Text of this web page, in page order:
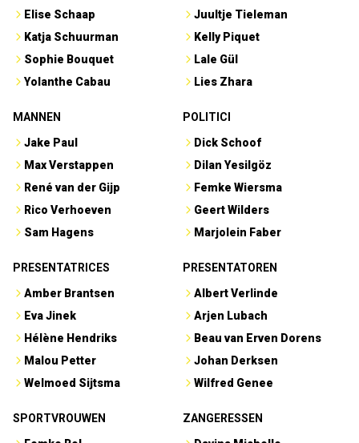
Elise Schaap
Katja Schuurman
Sophie Bouquet
Yolanthe Cabau
Juultje Tieleman
Kelly Piquet
Lale Gül
Lies Zhara
MANNEN
Jake Paul
Max Verstappen
René van der Gijp
Rico Verhoeven
Sam Hagens
POLITICI
Dick Schoof
Dilan Yesilgöz
Femke Wiersma
Geert Wilders
Marjolein Faber
PRESENTATRICES
Amber Brantsen
Eva Jinek
Hélène Hendriks
Malou Petter
Welmoed Sijtsma
PRESENTATOREN
Albert Verlinde
Arjen Lubach
Beau van Erven Dorens
Johan Derksen
Wilfred Genee
SPORTVROUWEN
ZANGERESSEN